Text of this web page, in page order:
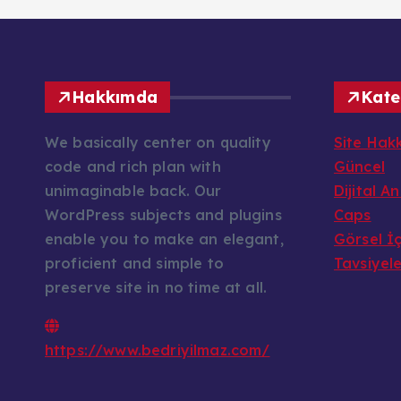
Hakkımda
We basically center on quality
code and rich plan with
unimaginable back. Our
WordPress subjects and plugins
enable you to make an elegant,
proficient and simple to
preserve site in no time at all.
https://www.bedriyilmaz.com/
Site
Güncel
Dijital
Caps
Görsel